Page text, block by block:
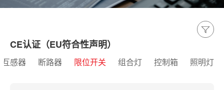
CE认证（EU符合性声明）
互感器 断路器 限位开关 组合灯 控制箱 照明灯